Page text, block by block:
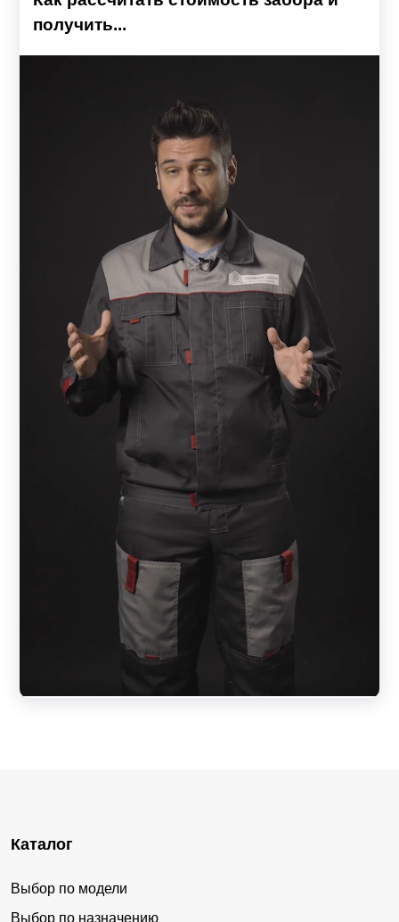
получить...
Каталог
Выбор по модели
Выбор по назначению